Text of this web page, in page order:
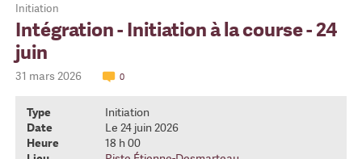
Initiation
Intégration - Initiation à la course - 24
juin
31 mars 2026 0
Type
Initiation
Date
Le 24 juin 2026
Heure
18 h 00